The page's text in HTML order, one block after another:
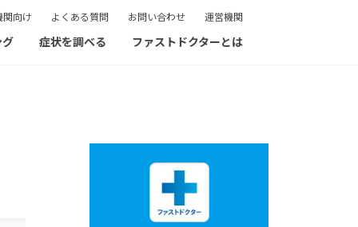
関向け よくある質問 お問い合わせ 運営機関
症状を調べる ファストドクターとは